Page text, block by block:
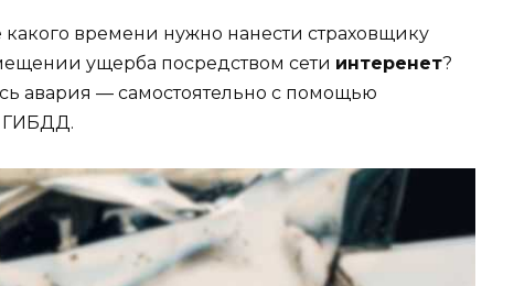
времени нужно нанести страховщику
ущерба посредством сети интеренет?
авария — самостоятельно с помощью
ГИБДД.